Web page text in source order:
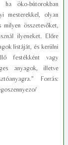
ha öko-bútorokban
mesterekkel, olyan
összetevőket,
ilyeneket. Előre
listáját, és kerülni
festékként vagy
anyagok, illetve
Forrás: